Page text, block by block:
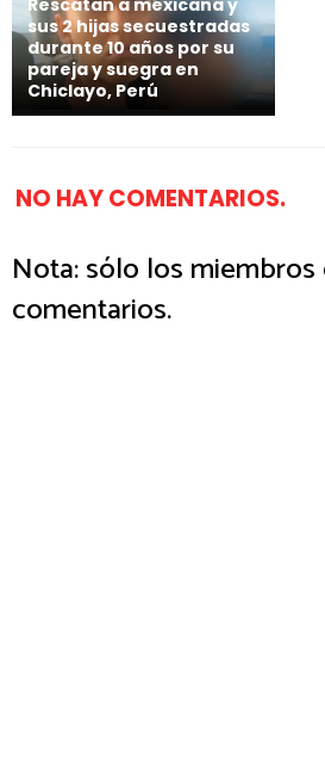
Rescatan a mexicana y
sus 2 hijas secuestradas
durante 10 años por su
pareja y suegra en
Chiclayo, Perú
NO HAY COMENTARIOS.
Nota: sólo los
comentarios.